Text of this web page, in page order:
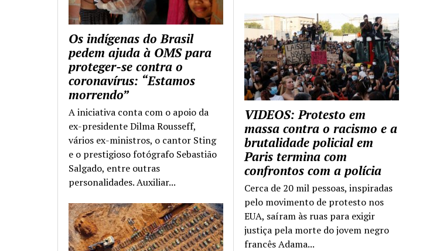
VIDEOS: Protesto em
massa contra o racismo e a
brutalidade policial em
Paris termina com
confrontos com a polícia
Cerca de 20 mil pessoas, inspiradas
pelo movimento de protesto nos
EUA, saíram às ruas para exigir
justiça pela morte do jovem negro
francês Adama...
Os indígenas do Brasil
pedem ajuda à OMS para
proteger-se contra o
coronavírus: “Estamos
morrendo”
A iniciativa conta com o apoio da
ex-presidente Dilma Rousseff,
vários ex-ministros, o cantor Sting
e o prestigioso fotógrafo Sebastião
Salgado, entre outras
personalidades. Auxiliar...